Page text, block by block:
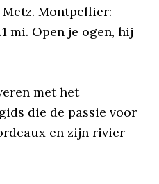
Montpellier:
mi. Open je ogen, hij
met het
die de passie voor
en zijn rivier